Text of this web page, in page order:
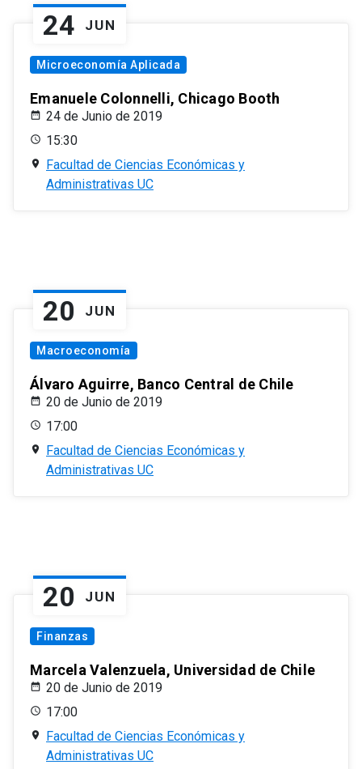
24 JUN
Microeconomía Aplicada
Emanuele Colonnelli, Chicago Booth
24 de Junio de 2019
15:30
Facultad de Ciencias Económicas y
Administrativas UC
20 JUN
Macroeconomía
Álvaro Aguirre, Banco Central de Chile
20 de Junio de 2019
17:00
Facultad de Ciencias Económicas y
Administrativas UC
20 JUN
Finanzas
Marcela Valenzuela, Universidad de Chile
20 de Junio de 2019
17:00
Facultad de Ciencias Económicas y
Administrativas UC